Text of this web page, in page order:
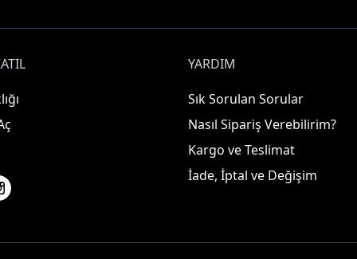
YARDIM
Sık Sorulan Sorular
Nasıl Sipariş Verebilirim?
Kargo ve Teslimat
İade, İptal ve Değişim